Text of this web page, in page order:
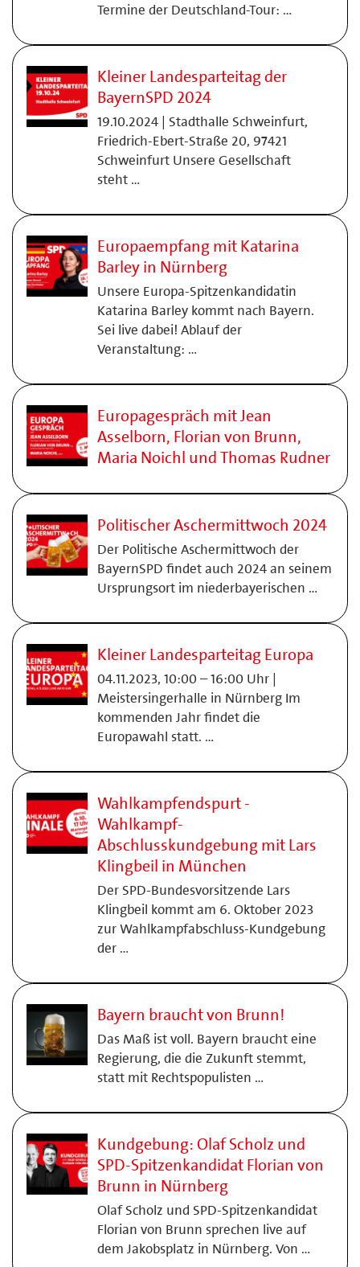
Termine der Deutschland-Tour: …
Kleiner Landesparteitag der
BayernSPD 2024
19.10.2024 | Stadthalle Schweinfurt,
Friedrich-Ebert-Straße 20, 97421
Schweinfurt Unsere Gesellschaft
steht …
Europaempfang mit Katarina
Barley in Nürnberg
Unsere Europa-Spitzenkandidatin
Katarina Barley kommt nach Bayern.
Sei live dabei! Ablauf der
Veranstaltung: …
Europagespräch mit Jean
Asselborn, Florian von Brunn,
Maria Noichl und Thomas Rudner
Politischer Aschermittwoch 2024
Der Politische Aschermittwoch der
BayernSPD findet auch 2024 an seinem
Ursprungsort im niederbayerischen …
Kleiner Landesparteitag Europa
04.11.2023, 10:00 – 16:00 Uhr |
Meistersingerhalle in Nürnberg Im
kommenden Jahr findet die
Europawahl statt. …
Wahlkampfendspurt -
Wahlkampf-
Abschlusskundgebung mit Lars
Klingbeil in München
Der SPD-Bundesvorsitzende Lars
Klingbeil kommt am 6. Oktober 2023
zur Wahlkampfabschluss-Kundgebung
der …
Bayern braucht von Brunn!
Das Maß ist voll. Bayern braucht eine
Regierung, die die Zukunft stemmt,
statt mit Rechtspopulisten …
Kundgebung: Olaf Scholz und
SPD-Spitzenkandidat Florian von
Brunn in Nürnberg
Olaf Scholz und SPD-Spitzenkandidat
Florian von Brunn sprechen live auf
dem Jakobsplatz in Nürnberg. Von …